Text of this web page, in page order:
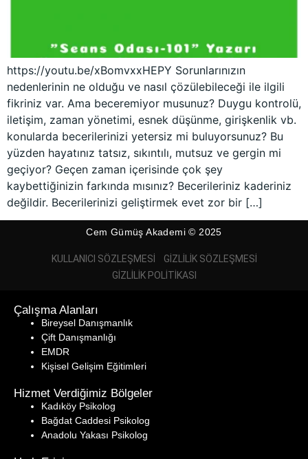
https://youtu.be/xBomvxxHEPY Sorunlarınızın
nedenlerinin ne olduğu ve nasıl çözülebileceği ile ilgili
fikriniz var. Ama beceremiyor musunuz? Duygu kontrolü,
iletişim, zaman yönetimi, esnek düşünme, girişkenlik vb.
konularda becerilerinizi yetersiz mi buluyorsunuz? Bu
yüzden hayatınız tatsız, sıkıntılı, mutsuz ve gergin mi
geçiyor? Geçen zaman içerisinde çok şey
kaybettiğinizin farkında mısınız? Becerileriniz kaderiniz
değildir. Becerilerinizi geliştirmek evet zor bir […]
Cem Gümüş Akademi © 2025
KULLANICI SÖZLEŞMESI
GIZLILIK SÖZLEŞMESI
GIZLILIK POLITIKASI
Çalışma Alanları
Bireysel Danışmanlık
Çift Danışmanlığı
EMDR
Kişisel Gelişim Eğitimleri
Hizmet Verdiğimiz Bölgeler
Kadıköy Psikolog
Bağdat Caddesi Psikolog
Anadolu Yakası Psikolog